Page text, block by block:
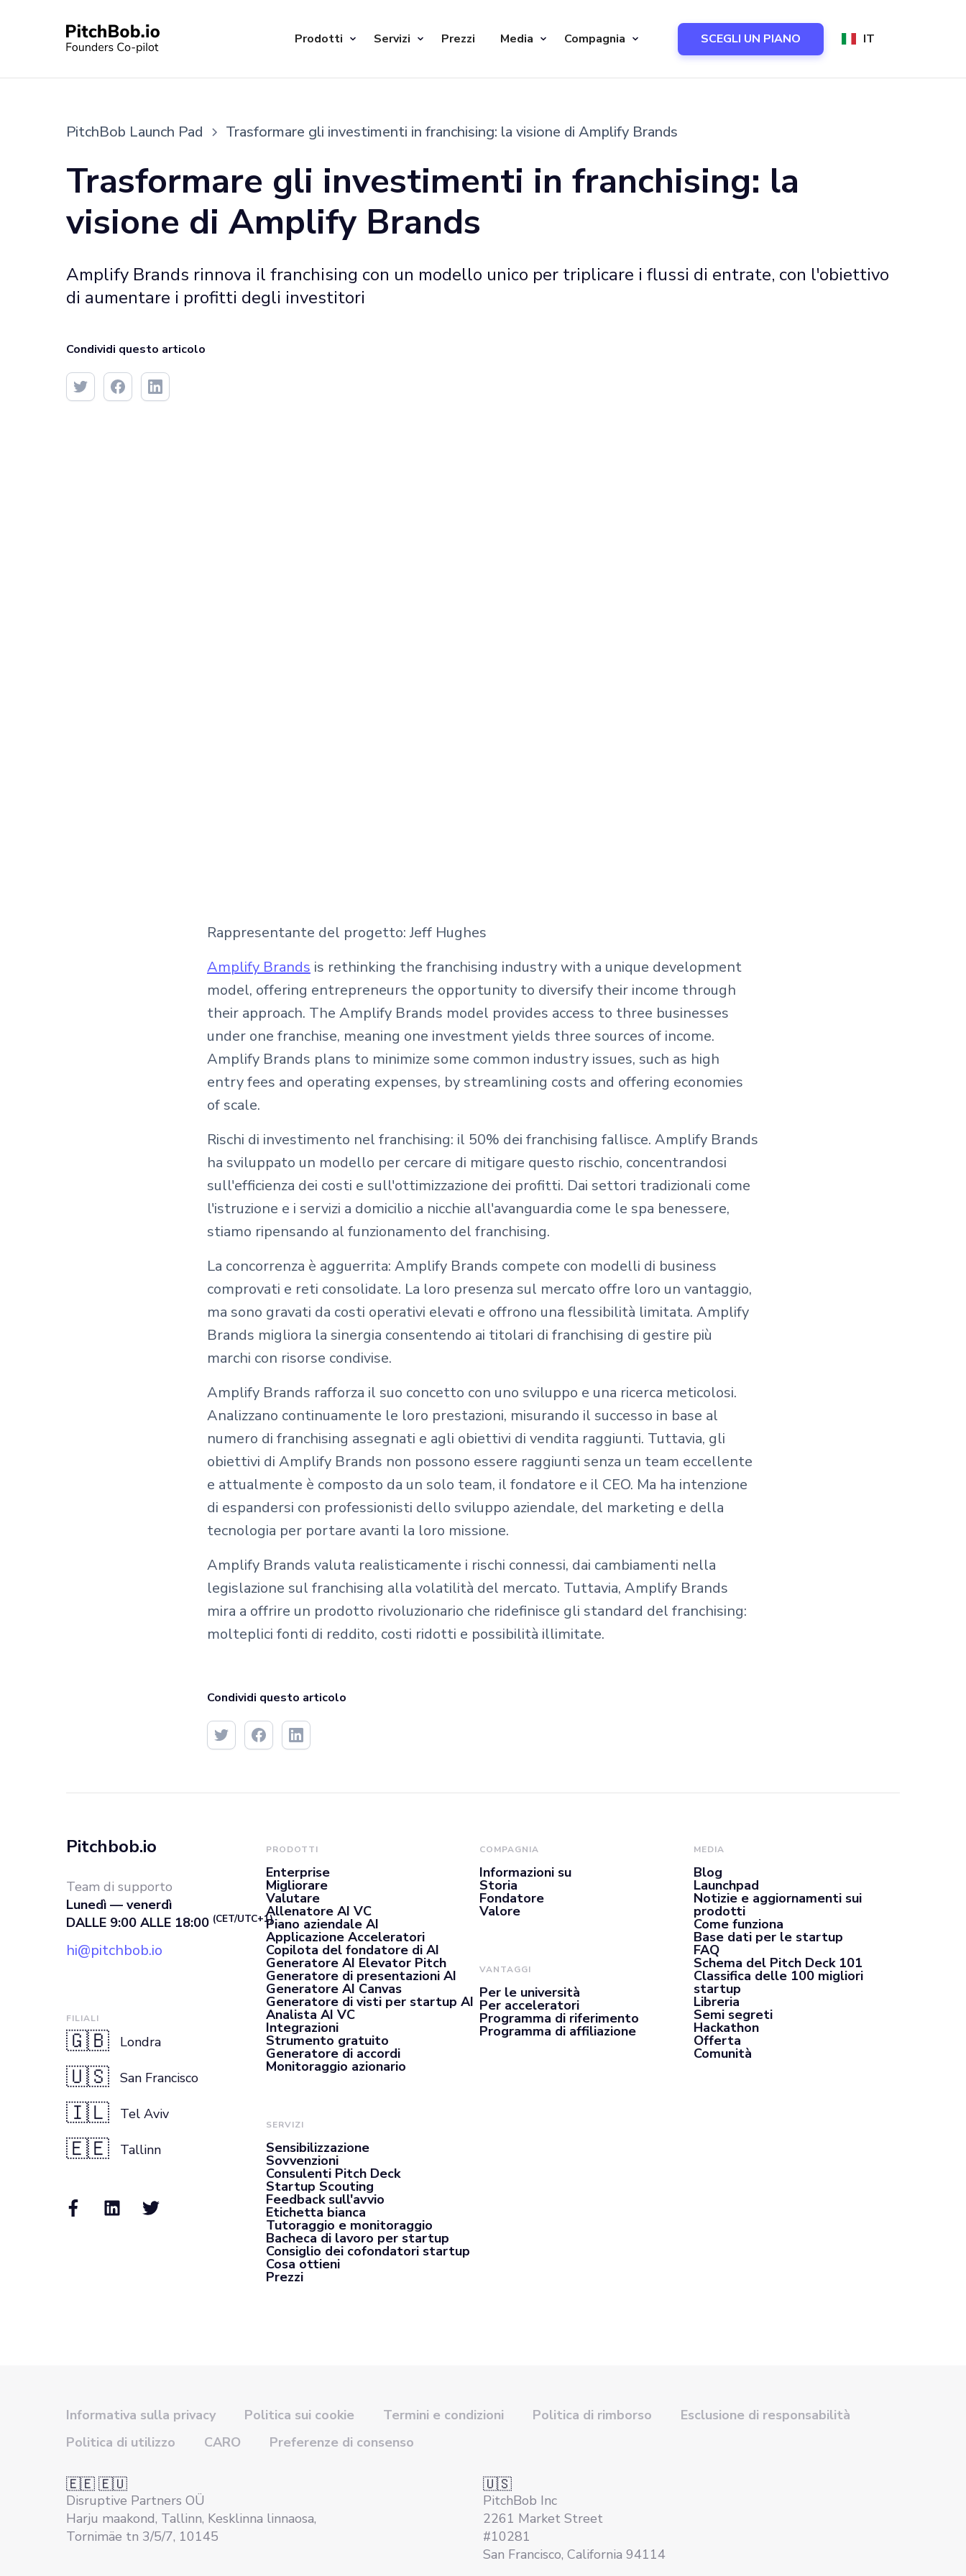
Prodotti Servizi Prezzi Media Compagnia SCEGLI UN PIANO IT
PitchBob Launch Pad Trasformare gli investimenti in franchising: la visione di Amplify Brands
Trasformare gli investimenti in franchising: la
visione di Amplify Brands
Amplify Brands rinnova il franchising con un modello unico per triplicare i flussi di entrate, con l'obiettivo
di aumentare i profitti degli investitori
Condividi questo articolo
Rappresentante del progetto: Jeff Hughes
Amplify Brands is rethinking the franchising industry with a unique development
model, offering entrepreneurs the opportunity to diversify their income through
their approach. The Amplify Brands model provides access to three businesses
under one franchise, meaning one investment yields three sources of income.
Amplify Brands plans to minimize some common industry issues, such as high
entry fees and operating expenses, by streamlining costs and offering economies
of scale.
Rischi di investimento nel franchising: il 50% dei franchising fallisce. Amplify Brands
ha sviluppato un modello per cercare di mitigare questo rischio, concentrandosi
sull'efficienza dei costi e sull'ottimizzazione dei profitti. Dai settori tradizionali come
l'istruzione e i servizi a domicilio a nicchie all'avanguardia come le spa benessere,
stiamo ripensando al funzionamento del franchising.
La concorrenza è agguerrita: Amplify Brands compete con modelli di business
comprovati e reti consolidate. La loro presenza sul mercato offre loro un vantaggio,
ma sono gravati da costi operativi elevati e offrono una flessibilità limitata. Amplify
Brands migliora la sinergia consentendo ai titolari di franchising di gestire più
marchi con risorse condivise.
Amplify Brands rafforza il suo concetto con uno sviluppo e una ricerca meticolosi.
Analizzano continuamente le loro prestazioni, misurando il successo in base al
numero di franchising assegnati e agli obiettivi di vendita raggiunti. Tuttavia, gli
obiettivi di Amplify Brands non possono essere raggiunti senza un team eccellente
e attualmente è composto da un solo team, il fondatore e il CEO. Ma ha intenzione
di espandersi con professionisti dello sviluppo aziendale, del marketing e della
tecnologia per portare avanti la loro missione.
Amplify Brands valuta realisticamente i rischi connessi, dai cambiamenti nella
legislazione sul franchising alla volatilità del mercato. Tuttavia, Amplify Brands
mira a offrire un prodotto rivoluzionario che ridefinisce gli standard del franchising:
molteplici fonti di reddito, costi ridotti e possibilità illimitate.
Condividi questo articolo
Pitchbob.io
Team di supporto
Lunedì — venerdì
DALLE 9:00 ALLE 18:00 (CET/UTC+1)
hi@pitchbob.io
FILIALI
🇬🇧 Londra
🇺🇸 San Francisco
🇮🇱 Tel Aviv
🇪🇪 Tallinn
PRODOTTI
Enterprise
Migliorare
Valutare
Allenatore AI VC
Piano aziendale AI
Applicazione Acceleratori
Copilota del fondatore di AI
Generatore AI Elevator Pitch
Generatore di presentazioni AI
Generatore AI Canvas
Generatore di visti per startup AI
Analista AI VC
Integrazioni
Strumento gratuito
Generatore di accordi
Monitoraggio azionario
SERVIZI
Sensibilizzazione
Sovvenzioni
Consulenti Pitch Deck
Startup Scouting
Feedback sull'avvio
Etichetta bianca
Tutoraggio e monitoraggio
Bacheca di lavoro per startup
Consiglio dei cofondatori startup
Cosa ottieni
Prezzi
COMPAGNIA
Informazioni su
Storia
Fondatore
Valore
VANTAGGI
Per le università
Per acceleratori
Programma di riferimento
Programma di affiliazione
MEDIA
Blog
Launchpad
Notizie e aggiornamenti sui
prodotti
Come funziona
Base dati per le startup
FAQ
Schema del Pitch Deck 101
Classifica delle 100 migliori
startup
Libreria
Semi segreti
Hackathon
Offerta
Comunità
Informativa sulla privacy Politica sui cookie Termini e condizioni Politica di rimborso
Esclusione di responsabilità
Politica di utilizzo
CARO Preferenze di consenso
🇪🇪 🇪🇺
Disruptive Partners OÜ
Harju maakond, Tallinn, Kesklinna linnaosa,
Tornimäe tn 3/5/7, 10145
🇺🇸
PitchBob Inc
2261 Market Street
#10281
San Francisco, California 94114